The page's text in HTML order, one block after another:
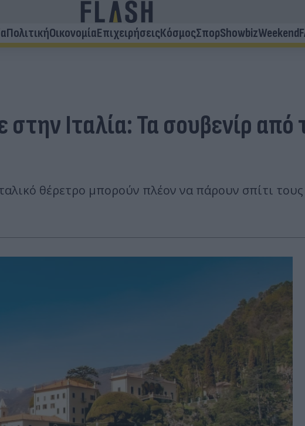
ΠολιτικήΟικονομίαΕπιχειρήσειςΚόσμοςΣπορShowbizWeekend
Ιταλία: Τα σουβενίρ από
θέρετρο μπορούν πλέον να πάρουν σπίτι